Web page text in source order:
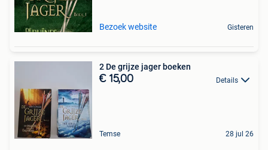
Bezoek website Gisteren
2 De grijze jager boeken
€ 15,00 Details
Temse 28 jul 26